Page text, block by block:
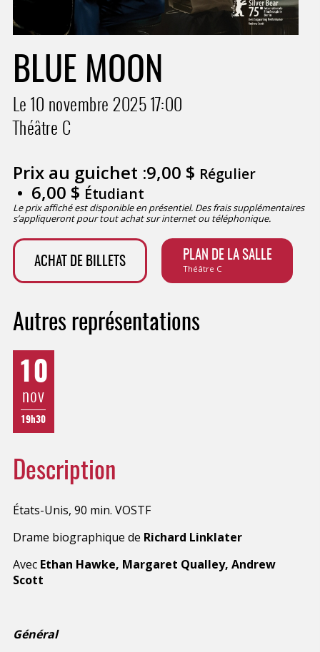
BLUE MOON
Le 10 novembre 202517:00
Théâtre C
Prix au guichet :9,00 $ Régulier
6,00 $ Étudiant
Le prix affiché est disponible en présentiel. Des frais supplémentaires
s’appliqueront pour tout achat sur internet ou téléphonique.
ACHAT DE BILLETS PLAN DE LA SALLE
Théâtre C
Autres représentations
10
nov
19h30
Description
États-Unis, 90 min. VOSTF
Drame biographique de Richard Linklater
Avec Ethan Hawke, Margaret Qualley, Andrew
Scott
Général